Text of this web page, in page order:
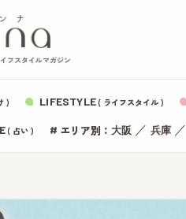
フスタイルマガジン
) LIFESTYLE( ライフスタイル )
( 占い ) # エリア別： 大阪 ／ 兵庫／